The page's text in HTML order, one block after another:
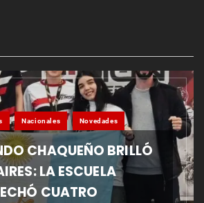
Nacionales Novedades
CHAQUEÑO BRILLÓ
LA ESCUELA
CUATRO